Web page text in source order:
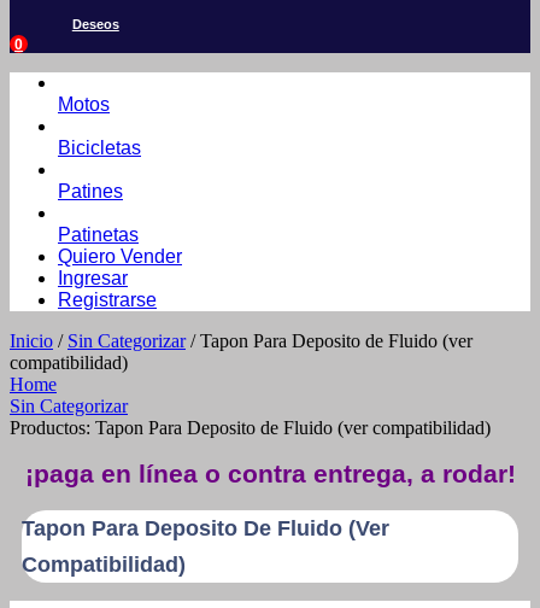
Deseos
0
Motos
Bicicletas
Patines
Patinetas
Quiero Vender
Ingresar
Registrarse
Inicio / Sin Categorizar/ Tapon Para Deposito de Fluido (ver
compatibilidad)
Home
Sin Categorizar
Productos: Tapon Para Deposito de Fluido (ver compatibilidad)
¡paga en línea o contra entrega, a rodar!
Tapon Para Deposito De Fluido (ver
Compatibilidad)